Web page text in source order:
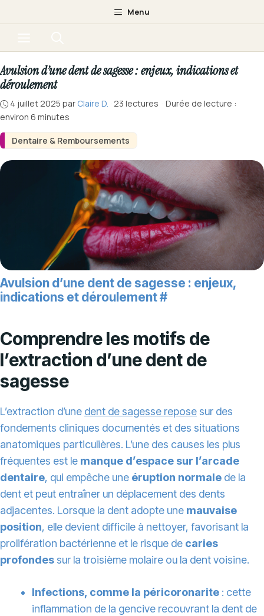
au
Menu
Dentaire & Remboursements
Avulsion d’une dent de sagesse : enjeux, indications et
déroulement
4 juillet 2025 par Claire D. · 23 lectures · Durée de lecture :
environ 6 minutes
Avulsion d’une dent de sagesse : enjeux,
indications et déroulement#
Comprendre les motifs de
l’extraction d’une dent de
sagesse
L’extraction d’une dent de sagesse repose sur des
fondements cliniques documentés et des situations
anatomiques particulières. L’une des causes les plus
fréquentes est le manque d’espace sur l’arcade
dentaire, qui empêche une éruption normale de la
dent et peut entraîner un déplacement des dents
adjacentes. Lorsque la dent adopte une mauvaise
position, elle devient difficile à nettoyer, favorisant la
prolifération bactérienne et le risque de caries
profondes sur la troisième molaire ou la dent voisine.
Infections, comme la péricoronarite : cette
inflammation de la gencive recouvrant la dent de